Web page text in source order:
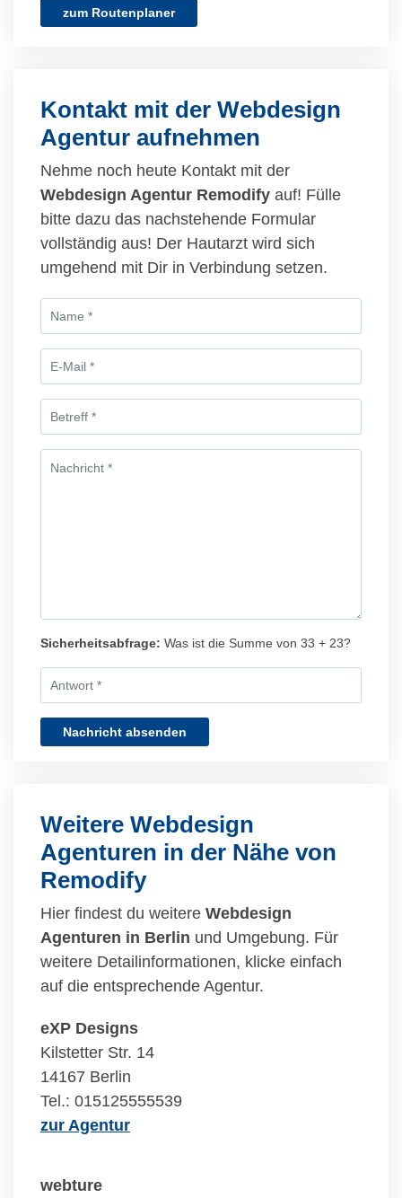
zum Routenplaner
Kontakt mit der Webdesign
Agentur aufnehmen
Nehme noch heute Kontakt mit der
Webdesign Agentur Remodify auf! Fülle
bitte dazu das nachstehende Formular
vollständig aus! Der Hautarzt wird sich
umgehend mit Dir in Verbindung setzen.
Sicherheitsabfrage: Was ist die Summe von 33 + 23?
Nachricht absenden
Weitere Webdesign
Agenturen in der Nähe von
Remodify
Hier findest du weitere Webdesign
Agenturen in Berlin und Umgebung. Für
weitere Detailinformationen, klicke einfach
auf die entsprechende Agentur.
eXP Designs
Kilstetter Str. 14
14167 Berlin
Tel.: 015125555539
zur Agentur
webture